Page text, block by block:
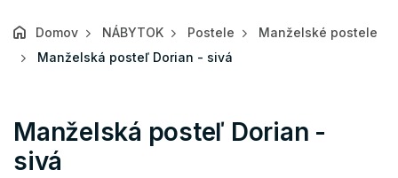
Domov NÁBYTOK Postele
Manželské postele
Manželská posteľ Dorian - sivá
Manželská posteľ Dorian -
sivá